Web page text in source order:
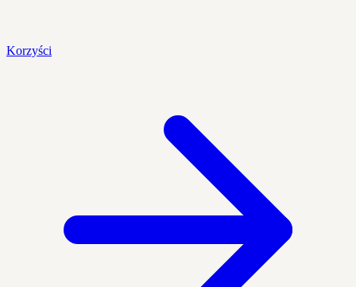
Korzyści